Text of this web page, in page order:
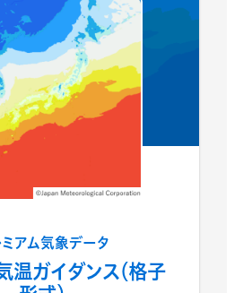
アム気象データ
温ガイダンス（格子